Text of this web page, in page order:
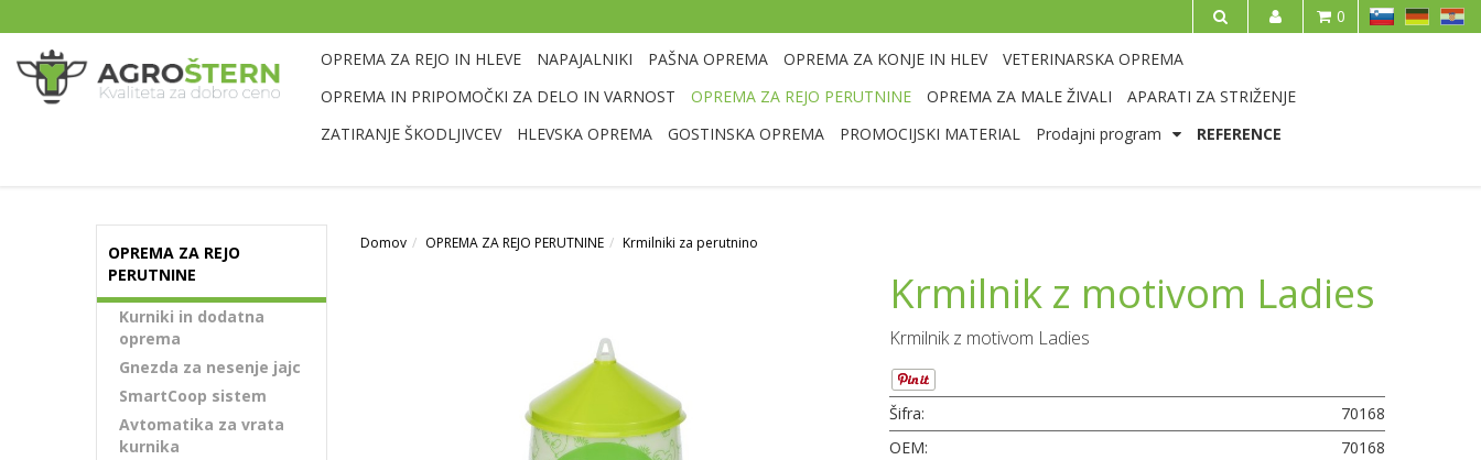
SL HR
0
OPREMA ZA REJO IN HLEVE NAPAJALNIKI PAŠNA OPREMA OPREMA ZA KONJE IN HLEV
VETERINARSKA OPREMA
OPREMA IN PRIPOMOČKI ZA DELO IN VARNOST
OPREMA ZA REJO PERUTNINE OPREMA ZA MALE ŽIVALI
APARATI ZA STRIŽENJE
ZATIRANJE ŠKODLJIVCEV
HLEVSKA OPREMA GOSTINSKA OPREMA PROMOCIJSKI MATERIAL Prodajni program REFERENCE
OPREMA ZA REJO
PERUTNINE
Kurniki in dodatna
oprema
Gnezda za nesenje jajc
SmartCoop sistem
Avtomatika za vrata
kurnika
Domov OPREMA ZA REJO PERUTNINE Krmilniki za perutnino
Krmilnik z motivom Ladies
Krmilnik z motivom Ladies
Šifra:
70168
OEM:
70168